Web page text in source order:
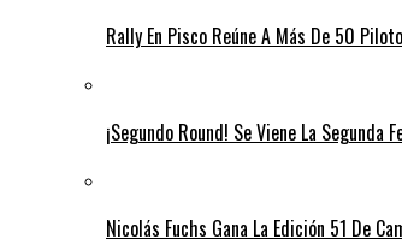
Rally En Pisco Reúne A Más De 50
¡Segundo Round! Se Viene La
Nicolás Fuchs Gana La Edición 51 De